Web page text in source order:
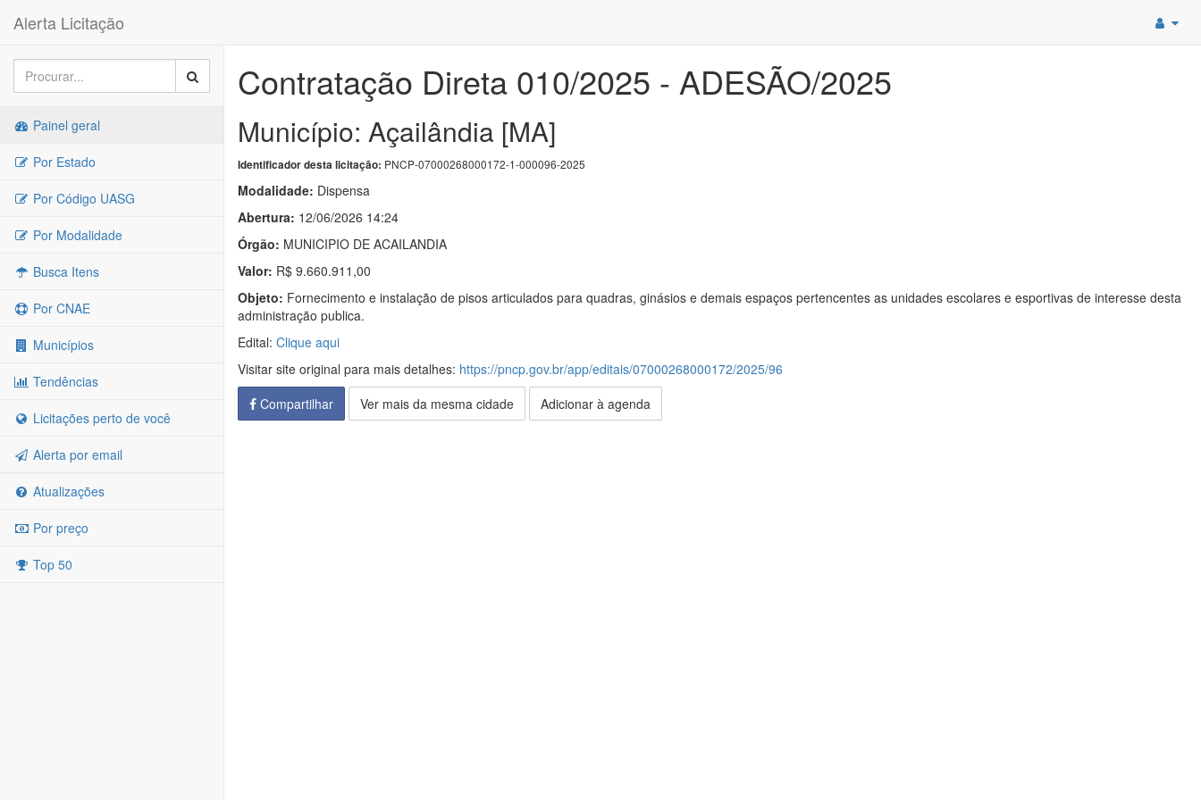
Alerta Licitação
Painel geral
Por Estado
Por Código UASG
Por Modalidade
Busca Itens
Por CNAE
Municípios
Tendências
Licitações perto de você
Alerta por email
Atualizações
Por preço
Top 50
Contratação Direta 010/2025 - ADESÃO/2025
Município: Açailândia [MA]
Identificador desta licitação: PNCP-07000268000172-1-000096-2025
Modalidade: Dispensa
Abertura: 12/06/2026 14:24
Órgão: MUNICIPIO DE ACAILANDIA
Valor: R$ 9.660.911,00
Objeto: Fornecimento e instalação de pisos articulados para quadras, ginásios e demais espaços pertencentes as unidades escolares e esportivas de interesse desta
administração publica.
Edital: Clique aqui
Visitar site original para mais detalhes: https://pncp.gov.br/app/editais/07000268000172/2025/96
Compartilhar
Ver mais da mesma cidade Adicionar à agenda